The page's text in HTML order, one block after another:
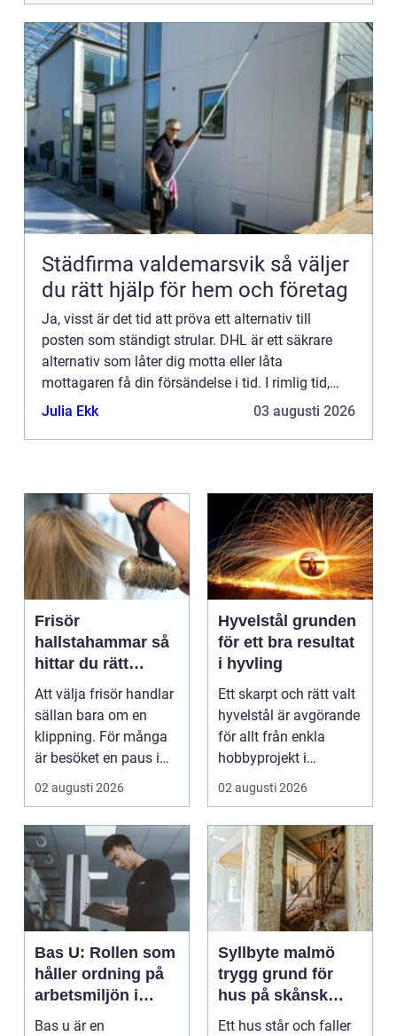
Städfirma valdemarsvik så väljer
du rätt hjälp för hem och företag
Ja, visst är det tid att pröva ett alternativ till
posten som ständigt strular. DHL är ett säkrare
alternativ som låter dig motta eller låta
mottagaren få din försändelse i tid. I rimlig tid,
eller...
Julia Ekk 03 augusti 2026
Frisör
hallstahammar så
hittar du rätt
salong för stil,
kvalitet och känsla
Att välja frisör handlar
sällan bara om en
klippning. För många
är besöket en paus i
vardagen, ett s...
02 augusti 2026
Hyvelstål grunden
för ett bra resultat
i hyvling
Ett skarpt och rätt valt
hyvelstål är avgörande
för allt från enkla
hobbyprojekt i
verkstaden till k...
02 augusti 2026
Bas U: Rollen som
håller ordning på
arbetsmiljön i
byggprojekt
Bas u är en
Syllbyte malmö
trygg grund för
hus på skånsk
mark
Ett hus står och faller